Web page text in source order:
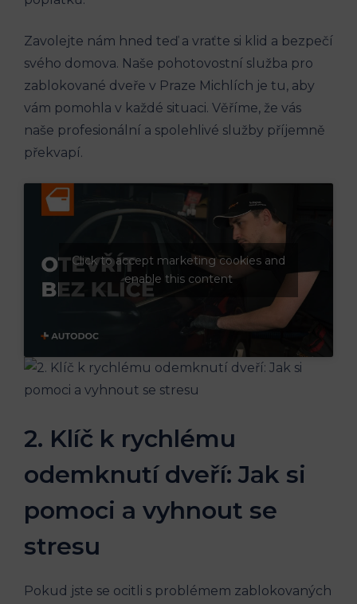
Zavolejte nám hned teď a vraťte si klid a bezpečí
svého domova. Naše pohotovostní služba pro
zablokované dveře v Praze Michlích je tu, aby
vám pomohla v každé situaci. Věříme, že vás
naše profesionální a spolehlivé služby příjemně
překvapí.
Click to accept marketing cookies and
enable this content
2. Klíč k rychlému
odemknutí dveří: Jak si
pomoci a vyhnout se
stresu
Pokud jste se ocitli s problémem zablokovaných